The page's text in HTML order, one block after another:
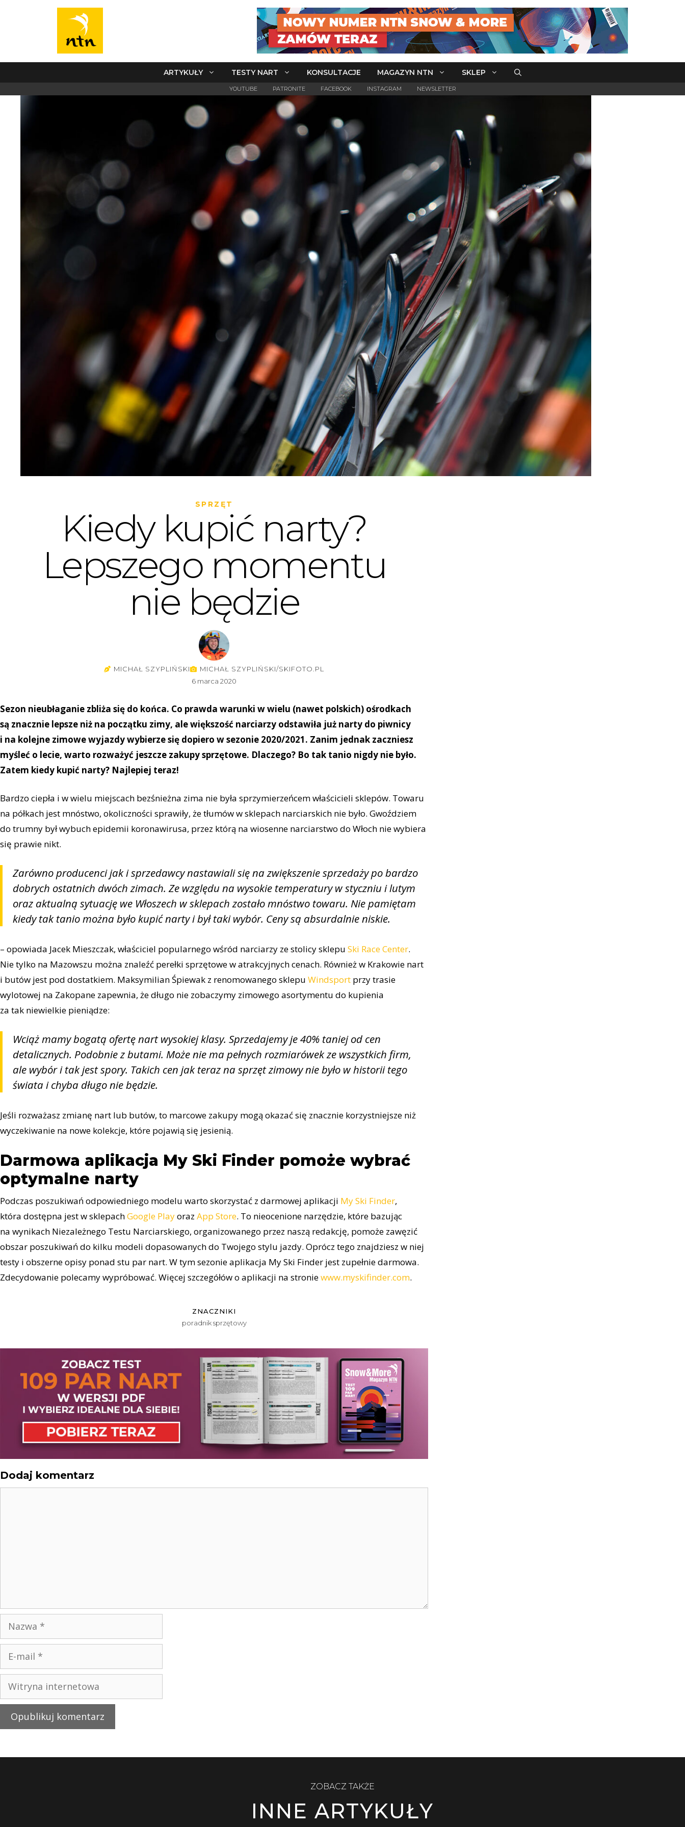
ARTYKUŁY TESTY NART KONSULTACJE MAGAZYN NTN SKLEP
YOUTUBE PATRONITE FACEBOOK INSTAGRAM NEWSLETTER
SPRZĘT
Kiedy kupić narty?
Lepszego momentu
nie będzie
MICHAŁ SZYPLIŃSKI
MICHAŁ SZYPLIŃSKI/SKIFOTO.PL
6 marca 2020
Sezon nieubłaganie zbliża się do końca. Co prawda warunki w wielu (nawet polskich) ośrodkach
są znacznie lepsze niż na początku zimy, ale większość narciarzy odstawiła już narty do piwnicy
i na kolejne zimowe wyjazdy wybierze się dopiero w sezonie 2020/2021. Zanim jednak zaczniesz
myśleć o lecie, warto rozważyć jeszcze zakupy sprzętowe. Dlaczego? Bo tak tanio nigdy nie było.
Zatem kiedy kupić narty? Najlepiej teraz!
Bardzo ciepła i w wielu miejscach bezśnieżna zima nie była sprzymierzeńcem właścicieli sklepów. Towaru
na półkach jest mnóstwo, okoliczności sprawiły, że tłumów w sklepach narciarskich nie było. Gwoździem
do trumny był wybuch epidemii koronawirusa, przez którą na wiosenne narciarstwo do Włoch nie wybiera
się prawie nikt.
Zarówno producenci jak i sprzedawcy nastawiali się na zwiększenie sprzedaży po bardzo
dobrych ostatnich dwóch zimach. Ze względu na wysokie temperatury w styczniu i lutym
oraz aktualną sytuację we Włoszech w sklepach zostało mnóstwo towaru. Nie pamiętam
kiedy tak tanio można było kupić narty i był taki wybór. Ceny są absurdalnie niskie.
– opowiada Jacek Mieszczak, właściciel popularnego wśród narciarzy ze stolicy sklepu Ski Race Center.
Nie tylko na Mazowszu można znaleźć perełki sprzętowe w atrakcyjnych cenach. Również w Krakowie nart
i butów jest pod dostatkiem. Maksymilian Śpiewak z renomowanego sklepu Windsport przy trasie
wylotowej na Zakopane zapewnia, że długo nie zobaczymy zimowego asortymentu do kupienia
za tak niewielkie pieniądze:
Wciąż mamy bogatą ofertę nart wysokiej klasy. Sprzedajemy je 40% taniej od cen
detalicznych. Podobnie z butami. Może nie ma pełnych rozmiarówek ze wszystkich firm,
ale wybór i tak jest spory. Takich cen jak teraz na sprzęt zimowy nie było w historii tego
świata i chyba długo nie będzie.
Jeśli rozważasz zmianę nart lub butów, to marcowe zakupy mogą okazać się znacznie korzystniejsze niż
wyczekiwanie na nowe kolekcje, które pojawią się jesienią.
Darmowa aplikacja My Ski Finder pomoże wybrać
optymalne narty
Podczas poszukiwań odpowiedniego modelu warto skorzystać z darmowej aplikacji My Ski Finder,
która dostępna jest w sklepachGoogle Playoraz App Store. To nieocenione narzędzie, które bazując
na wynikach Niezależnego Testu Narciarskiego, organizowanego przez naszą redakcję, pomoże zawęzić
obszar poszukiwań do kilku modeli dopasowanych do Twojego stylu jazdy. Oprócz tego znajdziesz w niej
testy i obszerne opisy ponad stu par nart. W tym sezonie aplikacja My Ski Finder jest zupełnie darmowa.
Zdecydowanie polecamy wypróbować. Więcej szczegółów o aplikacji na stroniewww.myskifinder.com.
ZNACZNIKI
poradnik sprzętowy
Dodaj komentarz
ZOBACZ TAKŻE
INNE ARTYKUŁY